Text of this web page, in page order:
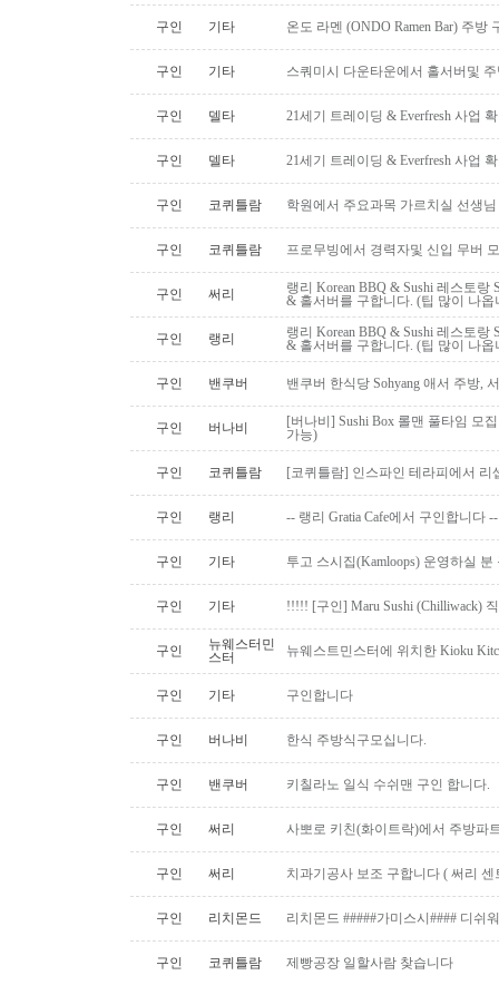
구인 기타 온도 라멘 (ONDO Ramen Bar) 주방
구인 기타 스쿼미시 다운타운에서 홀서버및
구인 델타 21세기 트레이딩 & Everfresh 사업
구인 델타 21세기 트레이딩 & Everfresh 사업
구인 코퀴틀람 학원에서 주요과목 가르치실 선생
구인 코퀴틀람 프로무빙에서 경력자및 신입 무버
구인 써리
랭리 Korean BBQ & Sushi 레스토
& 홀서버를 구합니다. (팁 많이 나옵
구인 랭리
랭리 Korean BBQ & Sushi 레스토
& 홀서버를 구합니다. (팁 많이 나옵
구인 밴쿠버 밴쿠버 한식당 Sohyang 애서 주방,
구인 버나비
[버나비] Sushi Box 롤맨 풀타임 모
가능)
구인 코퀴틀람 [코퀴틀람] 인스파인 테라피에서 리
구인 랭리 -- 랭리 Gratia Cafe에서 구인합니다 --
구인 기타 투고 스시집(Kamloops) 운영하실
구인 기타 !!!!! [구인] Maru Sushi (Chilliwack)
구인
뉴웨스터민
스터
뉴웨스트민스터에 위치한 Kioku
구인 기타 구인합니다
구인 버나비 한식 주방식구모십니다.
구인 밴쿠버 키칠라노 일식 수쉬맨 구인 합니다.
구인 써리 사뽀로 키친(화이트락)에서 주방파
구인 써리 치과기공사 보조 구합니다 ( 써리
구인 리치몬드 리치몬드 #####가미스시#### 디쉬
구인 코퀴틀람 제빵공장 일할사람 찾습니다